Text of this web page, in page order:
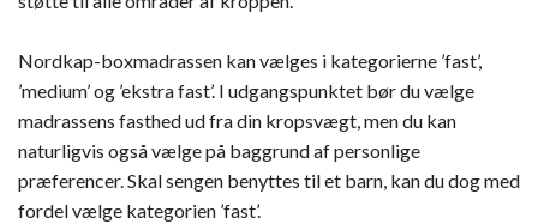
Nordkap-boxmadrassen kan vælges i kategorierne ’fast’,
’medium’ og ’ekstra fast’. I udgangspunktet bør du vælge
madrassens fasthed ud fra din kropsvægt, men du kan
naturligvis også vælge på baggrund af personlige
præferencer. Skal sengen benyttes til et barn, kan du dog med
fordel vælge kategorien ’fast’.